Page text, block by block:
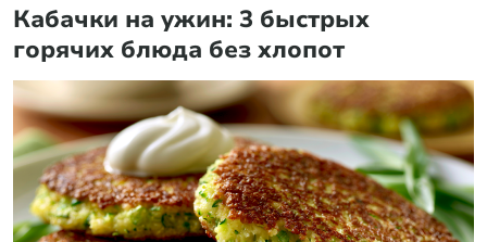
Кабачки на ужин: 3 быстрых
горячих блюда без хлопот